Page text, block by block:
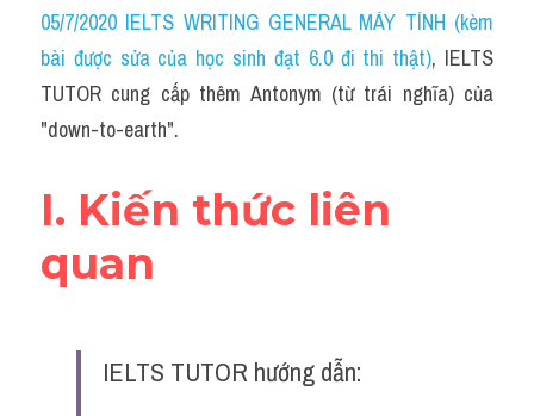
Idiom
Grammar
Collocation
Cách dùng từ
Phân biệt từ
05/7/2020 IELTS WRITING GENERAL MÁY TÍNH (kèm
bài được sửa của học sinh đạt 6.0 đi thi thật), IELTS
TUTOR cung cấp thêm Antonym (từ trái nghĩa) của
"down-to-earth".
I. Kiến thức liên
quan
IELTS TUTOR hướng dẫn: